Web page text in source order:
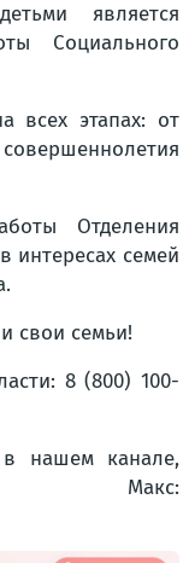
является
Социального
всех этапах: от
Отделения
интересах семей
свои семьи!
8 (800) 100-
нашем канале,
— Макс: